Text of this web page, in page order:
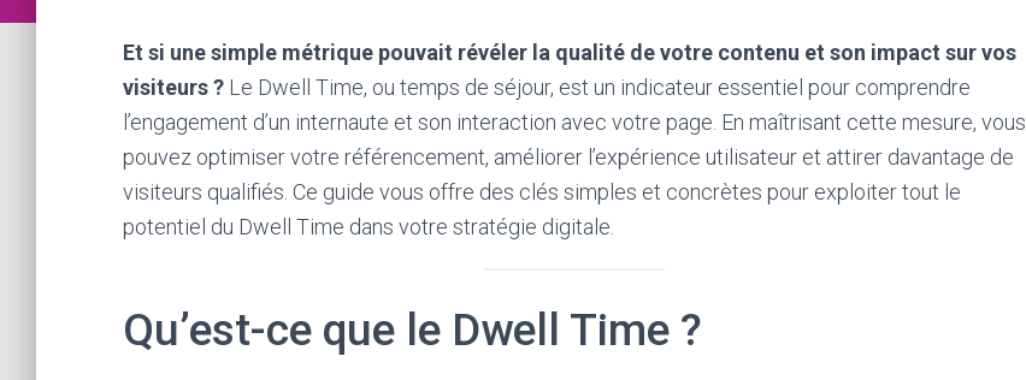
Et si une simple métrique pouvait révéler la qualité de votre contenu et son impact sur vos
visiteurs ? Le Dwell Time, ou temps de séjour, est un indicateur essentiel pour comprendre
l’engagement d’un internaute et son interaction avec votre page. En maîtrisant cette mesure, vous
pouvez optimiser votre référencement, améliorer l’expérience utilisateur et attirer davantage de
visiteurs qualifiés. Ce guide vous offre des clés simples et concrètes pour exploiter tout le
potentiel du Dwell Time dans votre stratégie digitale.
Qu’est-ce que le Dwell Time ?